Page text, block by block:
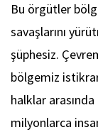
Bu örgütler
savaşlarını
şüphesiz.
bölgemiz
halklar
milyonlarca